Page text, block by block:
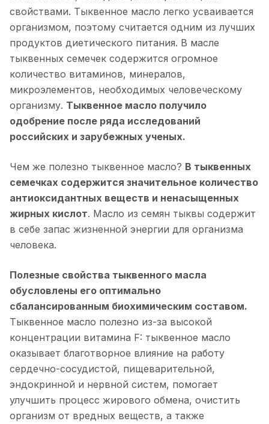
свойствами. Тыквенное масло легко усваивается
организмом, поэтому считается одним из лучших
продуктов диетического питания. В масле
тыквенных семечек содержится огромное
количество витаминов, минералов,
микроэлементов, необходимых человеческому
организму. Тыквенное масло получило
одобрение после ряда исследований
российских и зарубежных ученых.
Чем же полезно тыквенное масло? В тыквенных
семечках содержится значительное количество
антиоксидантных веществ и ненасыщенных
жирных кислот. Масло из семян тыквы содержит
в себе запас жизненной энергии для организма
человека.
Полезные свойства тыквенного масла
обусловлены его оптимально
сбалансированным биохимическим составом.
Тыквенное масло полезно из-за высокой
концентрации витамина F: тыквенное масло
оказывает благотворное влияние на работу
сердечно-сосудистой, пищеварительной,
эндокринной и нервной систем, помогает
улучшить процесс жирового обмена, очистить
организм от вредных веществ, а также